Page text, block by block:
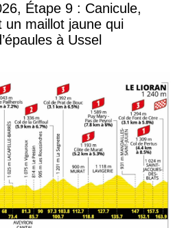
Étape 9 : Canicule,
un maillot jaune qui
à Ussel